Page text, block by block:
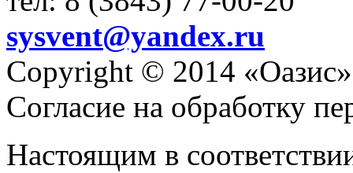
sysvent@yandex.ru
Copyright © 2014 «Оазис»
Согласие на обработку
Настоящим в